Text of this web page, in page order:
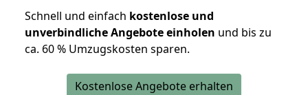
Schnell und einfach kostenlose und
unverbindliche Angebote einholen und bis zu
ca. 60 % Umzugskosten sparen.
Kostenlose Angebote erhalten